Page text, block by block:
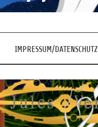
IMPRESSUM/DATENSCHUTZ